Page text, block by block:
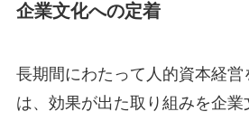
企業文化への定着
長期間にわたって人的資本経営
は、効果が出た取り組みを企業